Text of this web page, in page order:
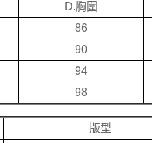
D.胸圍
86
90
94
98
版型